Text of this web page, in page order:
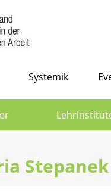
Systemik
Stepanek